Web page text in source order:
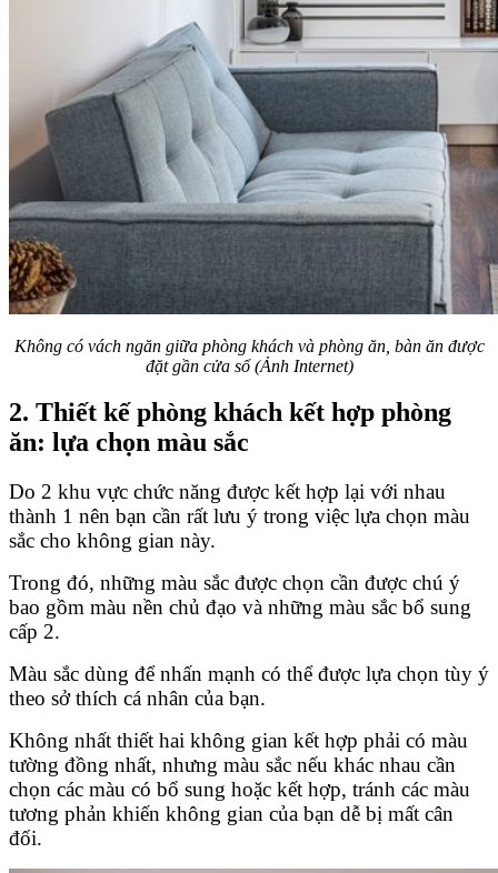
Không có vách ngăn giữa phòng khách và phòng ăn, bàn ăn được
đặt gần cửa sổ (Ảnh Internet)
2. Thiết kế phòng khách kết hợp phòng
ăn: lựa chọn màu sắc
Do 2 khu vực chức năng được kết hợp lại với nhau
thành 1 nên bạn cần rất lưu ý trong việc lựa chọn màu
sắc cho không gian này.
Trong đó, những màu sắc được chọn cần được chú ý
bao gồm màu nền chủ đạo và những màu sắc bổ sung
cấp 2.
Màu sắc dùng để nhấn mạnh có thể được lựa chọn tùy ý
theo sở thích cá nhân của bạn.
Không nhất thiết hai không gian kết hợp phải có màu
tường đồng nhất, nhưng màu sắc nếu khác nhau cần
chọn các màu có bổ sung hoặc kết hợp, tránh các màu
tương phản khiến không gian của bạn dễ bị mất cân
đối.